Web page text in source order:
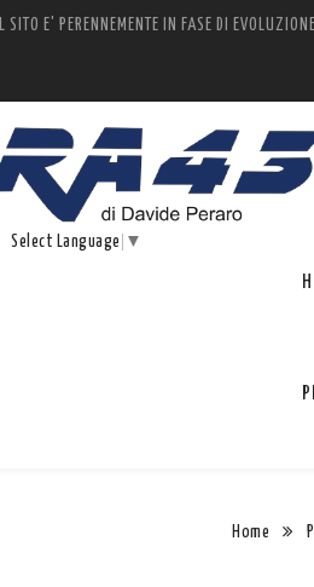
IL SITO E' PERENNEMENTE IN FASE DI
Select Language ▼
Home